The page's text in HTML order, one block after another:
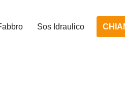
Sos Idraulico